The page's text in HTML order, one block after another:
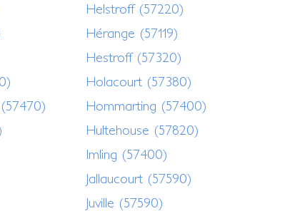
Helstroff (57220)
Hérange (57119)
Hestroff (57320)
Holacourt (57380)
Hommarting (57400)
Hultehouse (57820)
Imling (57400)
Jallaucourt (57590)
Juville (57590)